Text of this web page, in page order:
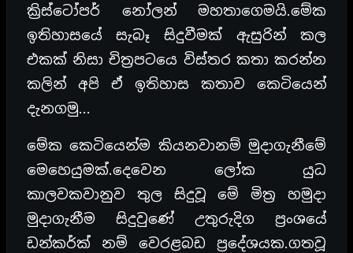
ක්‍රිස්ටෝපර් නෝලන් මහතාගෙමයි.මේක
ඉතිහාසයේ සැබෑ සිදුවීමක් ඇසුරින් කල
එකක් නිසා චිත්‍රපටයෙ විස්තර කතා කරන්න
කලින් අපි ඒ ඉතිහාස කතාව කෙටියෙන්
දැනගමු…
මේක කෙටියෙන්ම කියනවානම් මුදාගැනීමේ
මෙහෙයුමක්.දෙවෙන ලෝක යුධ
කාලවකවානුව තුල සිදුවූ මේ මිත්‍ර හමුදා
මුදාගැනීම සිදුවුණේ උතුරුදිග ප්‍රංශයේ
ඩන්කර්ක් නම් වෙරළබඩ ප්‍රදේශයක.ගතවූ